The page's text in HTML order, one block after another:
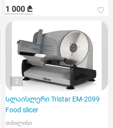
1 000 ₾
2
Სლაისლერი Tristar EM-2099
Food slicer
თბილისი